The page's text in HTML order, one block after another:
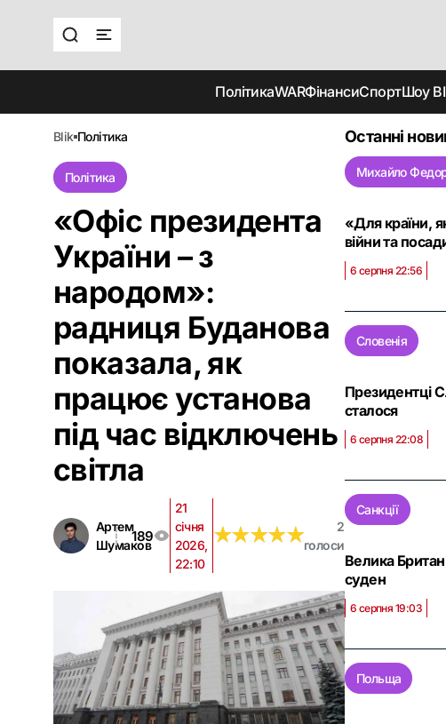
ПолітикаWARФінансиСпортШоу
blik політика
Політика
«Офіс президента
України – з
народом»:
радниця Буданова
показала, як
працює установа
під час відключень
світла
Артем
Шумаков
189
21
січня
2026,
22:10
★★★★★
★★★★★
2
голоси
Останні
Михайло
«Для країни,
війни та
6 серпня 22:56
Словенія
Президентці
сталося
6 серпня 22:08
Санкції
Велика
суден
6 серпня 19:03
Польща